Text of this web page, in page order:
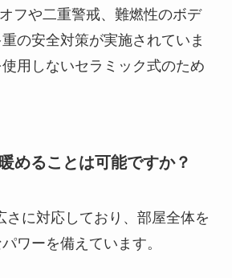
フや二重警戒、難燃性のボデ
の安全対策が実施されていま
用しないセラミック式のため
めることは可能ですか？
さに対応しており、部屋全体を
ワーを備えています。